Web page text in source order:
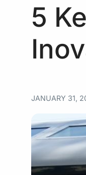
5
JANUARY 31,